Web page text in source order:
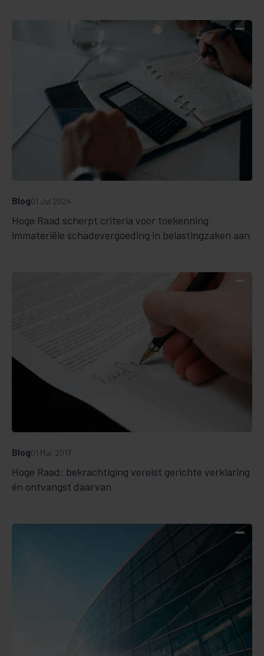
Hoge Raad scherpt criteria voor toekenning
immateriële schadevergoeding in belastingzaken aan
Blog01 Jul 2024
Hoge Raad: bekrachtiging vereist gerichte verklaring
én ontvangst daarvan
Blog01 Mar 2017